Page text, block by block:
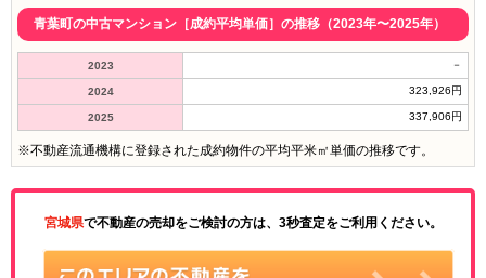
青葉町の中古マンション［成約平均単価］の推移（2023年〜2025年）
2023 －
2024 323,926円
2025 337,906円
※不動産流通機構に登録された成約物件の平均平米㎡単価の推移です。
宮城県で不動産の売却をご検討の方は、3秒査定をご利用ください。